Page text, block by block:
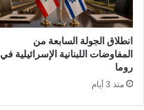
انطلاق الجولة السابعة من
المفاوضات اللبنانية الإسرائيلية في
روما
منذ 3 أيام